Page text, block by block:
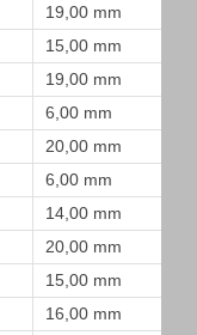
19,00 mm
15,00 mm
19,00 mm
6,00 mm
20,00 mm
6,00 mm
14,00 mm
20,00 mm
15,00 mm
16,00 mm